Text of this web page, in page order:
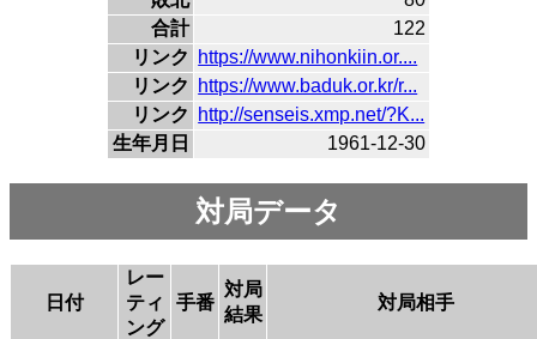
合計
122
リンク
https://www.nihonkiin.or....
リンク
https://www.baduk.or.kr/r...
リンク
http://senseis.xmp.net/?K...
生年月日
1961-12-30
対局データ
日付
レー
ティ
ング
手番
対局
結果
対局相手